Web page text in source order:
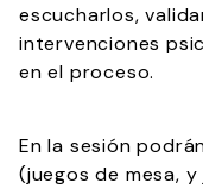
escucharlos,
intervenciones
en el proceso.
En la sesión
(juegos de mesa,